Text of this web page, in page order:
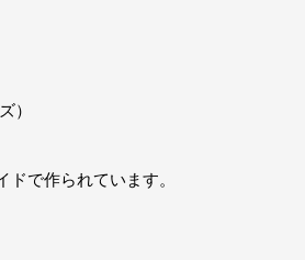
）
で作られています。